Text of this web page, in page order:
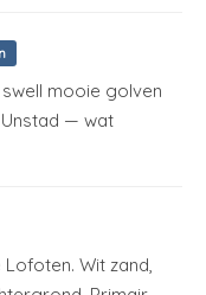
mooie golven
— wat
Wit zand,